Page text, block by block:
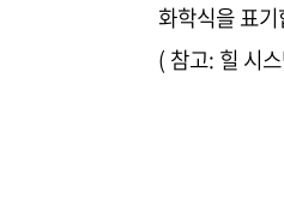
화학식을 표
( 참고: 힐 시